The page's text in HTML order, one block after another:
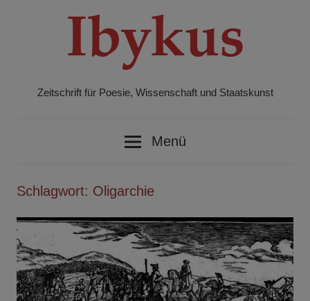
Zeitschrift für Poesie, Wissenschaft und Staatskunst
Menü
Schlagwort: Oligarchie